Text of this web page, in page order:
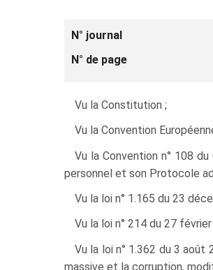
N° journal
N° de page
Vu la Constitution ;
Vu la Convention
Vu la Convention n° 108
personnel et son Protocole
Vu la loi n° 1.165 du 23
Vu la loi n° 214 du 27
Vu la loi n° 1.362 du 3
massive et la corruption,